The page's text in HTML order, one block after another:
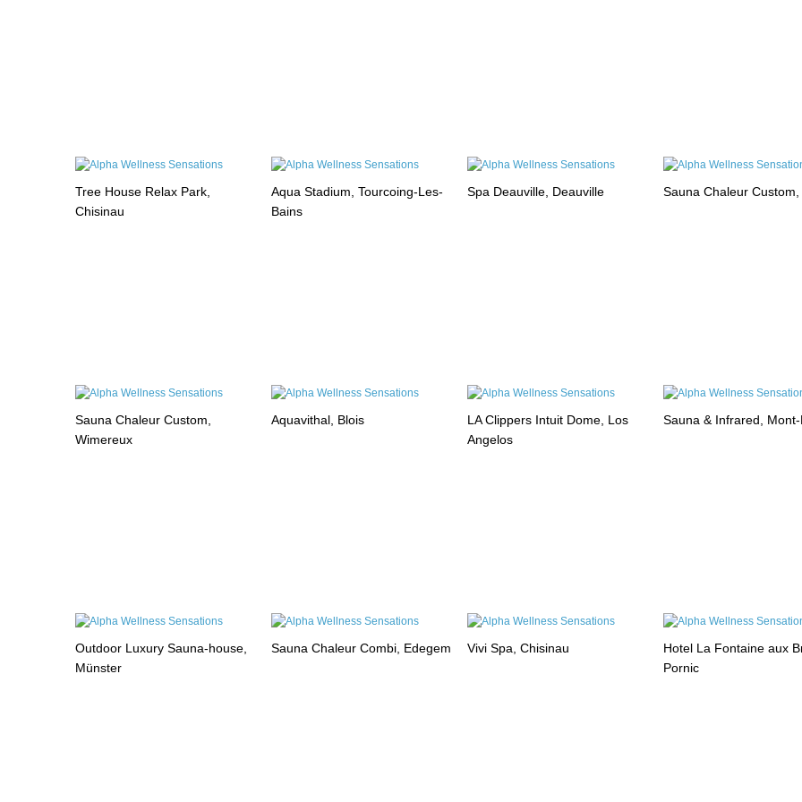
Tree House Relax Park,
Chisinau
Aqua Stadium, Tourcoing-Les-
Bains
Spa Deauville, Deauville Sauna Chaleur
Sauna Chaleur Custom,
Wimereux
Aquavithal, Blois
LA Clippers Intuit Dome, Los
Angelos
Sauna & Infrared,
Outdoor Luxury Sauna-house,
Münster
Sauna Chaleur Combi, Edegem Vivi Spa, Chisinau
Hotel La Fontaine aux
Pornic